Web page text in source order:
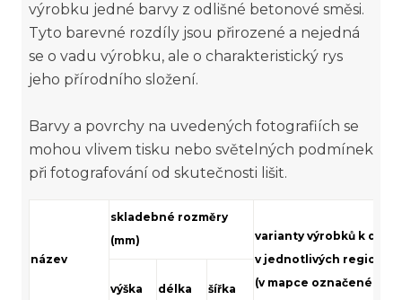
výrobku jedné barvy z odlišné betonové směsi.
Tyto barevné rozdíly jsou přirozené a nejedná
se o vadu výrobku, ale o charakteristický rys
jeho přírodního složení.
Barvy a povrchy na uvedených fotografiích se
mohou vlivem tisku nebo světelných podmínek
při fotografování od skutečnosti lišit.
název
skladebné rozměry
(mm)
varianty výrobků k
v jednotlivých
(v mapce označené
výška délka šířka